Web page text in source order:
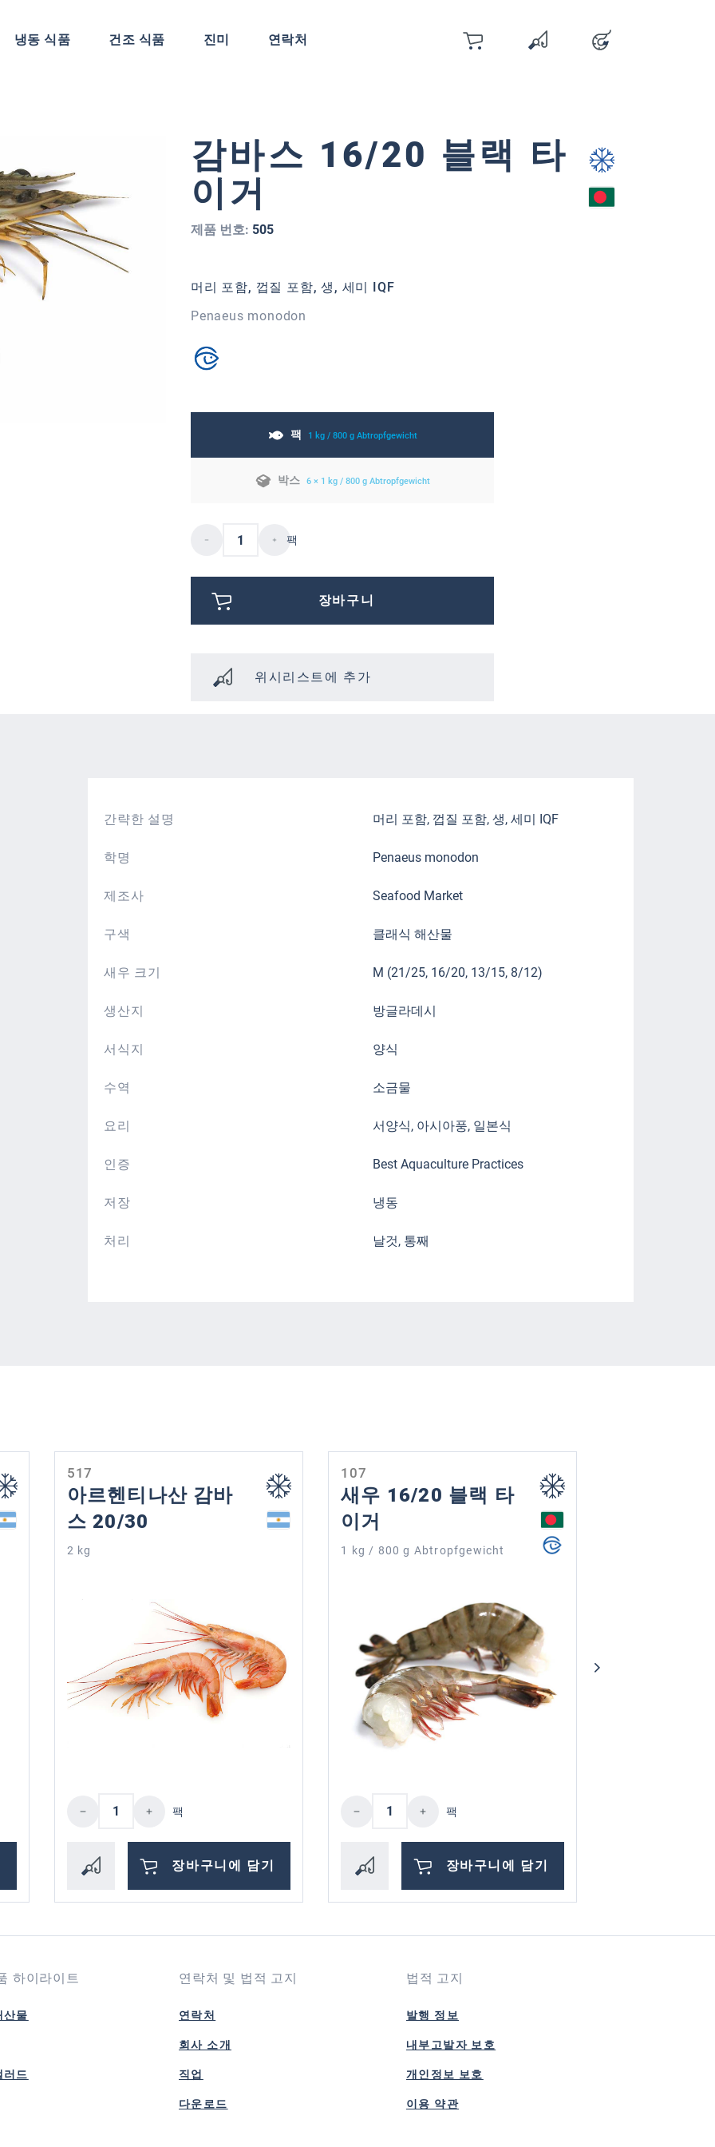
냉동 식품
건조 식품 진미
연락처
위시리스트에 0 개의 상품이 있습
위시리스트
감바스 16/20 블랙 타
이거
제품 번호: 505
머리 포함, 껍질 포함, 생, 세미 IQF
Penaeus monodon
팩 1 kg / 800 g Abtropfgewicht
박스 6 × 1 kg / 800 g Abtropfgewicht
팩
장바구니
위시리스트에 추가
간략한 설명 머리 포함, 껍질 포함, 생, 세미 IQF
학명 Penaeus monodon
제조사 Seafood Market
구색 클래식 해산물
새우 크기 M (21/25, 16/20, 13/15, 8/12)
생산지 방글라데시
서식지 양식
수역 소금물
요리 서양식, 아시아풍, 일본식
인증 Best Aquaculture Practices
저장 냉동
처리 날것, 통째
력하거나 버튼을 사용하여 수량을 늘리거나 줄이십시오.
517
아르헨티나산 감바
스 20/30
2 kg
제품 수량: 원하는 값을 입력하거나 버튼을 사용하여 수량을 늘리거나 줄이십
팩
장바구니에 담기
107
새우 16/20 블랙 타
이거
1 kg / 800 g Abtropfgewicht
제품 수량: 원하는 값을 입력하거나 버튼을
팩
장바구니에 담기
하이라이트
산물
러드
연락처 및 법적 고지
연락처
회사 소개
직업
다운로드
법적 고지
발행 정보
내부고발자 보호
개인정보 보호
이용 약관